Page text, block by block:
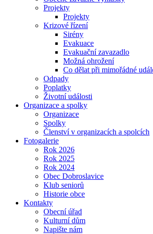
Projekty
Projekty
Krizové řízení
Sirény
Evakuace
Evakuační zavazadlo
Možná ohrožení
Co dělat při mimořádné
Odpady
Poplatky
Životní události
Organizace a spolky
Organizace
Spolky
Členství v organizacích a spolcích
Fotogalerie
Rok 2026
Rok 2025
Rok 2024
Obec Dobroslavice
Klub seniorů
Historie obce
Kontakty
Obecní úřad
Kulturní dům
Napište nám